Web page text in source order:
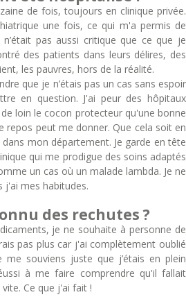
de fois, toujours en clinique privée.
une fois, ce qui m'a permis de
pas aussi critique que ce que je
des patients dans leurs délires, des
les pauvres, hors de la réalité.
que je n’étais pas un cas sans espoir
en question. J'ai peur des hôpitaux
loin le cocon protecteur qu'une bonne
repos peut me donner. Que cela soit en
mon département. Je garde en tête
qui me prodigue des soins adaptés
un cas où un malade lambda. Je ne
j'ai mes habitudes.
des rechutes ?
je ne souhaite à personne de
pas plus car j'ai complètement oublié
me souviens juste que j’étais en plein
à me faire comprendre qu'il fallait
Ce que j'ai fait !